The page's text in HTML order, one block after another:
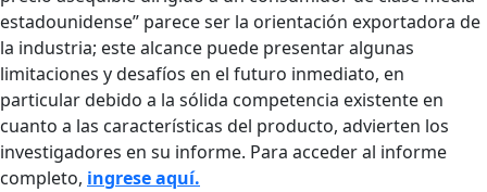
estadounidense” parece ser la orientación exportadora de
la industria; este alcance puede presentar algunas
limitaciones y desafíos en el futuro inmediato, en
particular debido a la sólida competencia existente en
cuanto a las características del producto, advierten los
investigadores en su informe. Para acceder al informe
completo, ingrese aquí.